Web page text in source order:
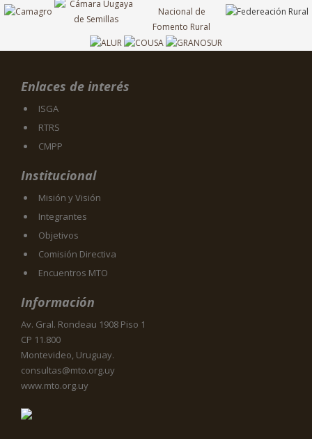
Enlaces de interés
ISGA
RTRS
CMPP
Institucional
Misión y Visión
Integrantes
Objetivos
Comisión Directiva
Encuentros MTO
Información
Av. Gral. Rondeau 1908 Piso 1
CP 11.800
Montevideo, Uruguay.
consultas@mto.org.uy
www.mto.org.uy